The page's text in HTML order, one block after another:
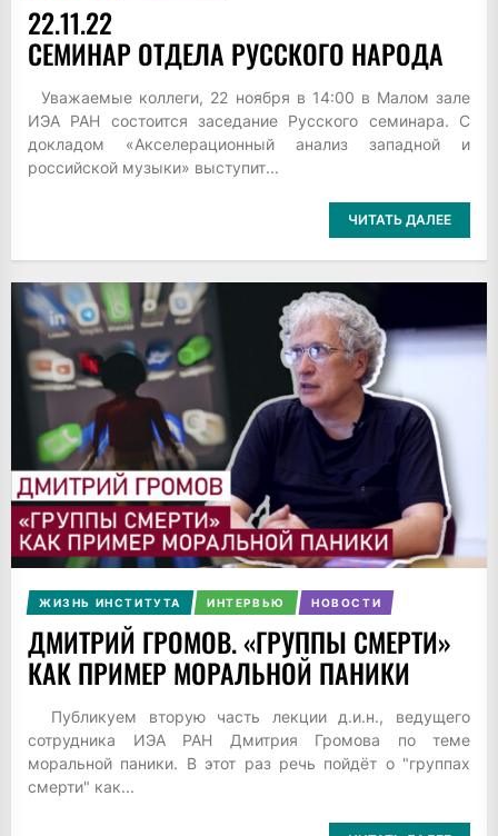
22.11.22
СЕМИНАР ОТДЕЛА РУССКОГО НАРОДА
Уважаемые коллеги, 22 ноября в 14:00 в Малом зале
ИЭА РАН состоится заседание Русского семинара. С
докладом «Акселерационный анализ западной и
российской музыки» выступит...
ЧИТАТЬ ДАЛЕЕ
ЖИЗНЬ ИНСТИТУТА ИНТЕРВЬЮ НОВОСТИ
ДМИТРИЙ ГРОМОВ. «ГРУППЫ СМЕРТИ»
КАК ПРИМЕР МОРАЛЬНОЙ ПАНИКИ
Публикуем вторую часть лекции д.и.н., ведущего
сотрудника ИЭА РАН Дмитрия Громова по теме
моральной паники. В этот раз речь пойдёт о "группах
смерти" как...